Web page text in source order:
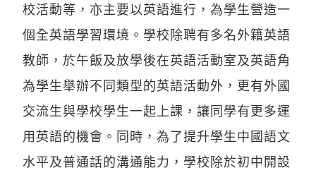
校活動等，亦主要以英語進行，為學生營造一
個全英語學習環境。學校除聘有多名外籍英語
教師，於午飯及放學後在英語活動室及英語角
為學生舉辦不同類型的英語活動外，更有外國
交流生與學校學生一起上課，讓同學有更多運
用英語的機會。同時，為了提升學生中國語文
水平及普通話的溝通能力，學校除於初中開設